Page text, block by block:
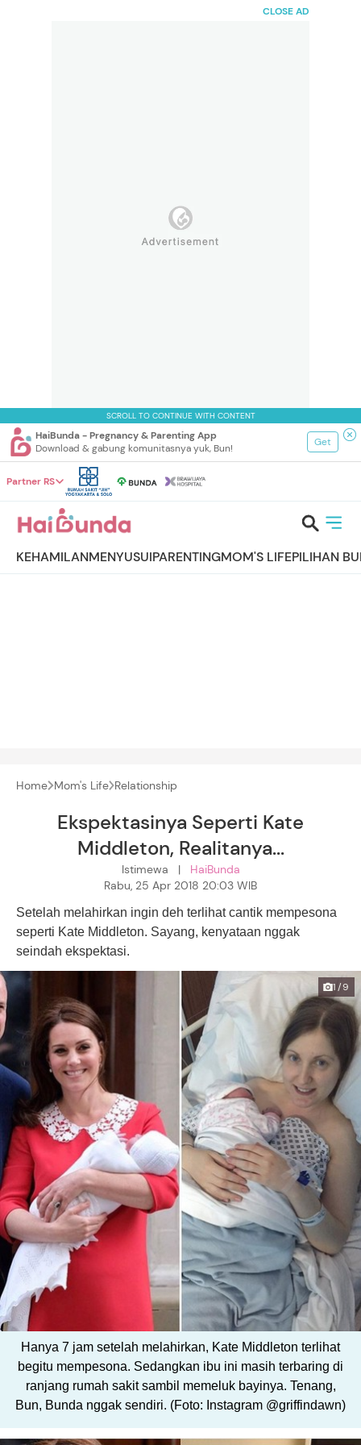
CLOSE AD
SCROLL TO CONTINUE WITH CONTENT
HaiBunda - Pregnancy & Parenting App
Download & gabung komunitasnya yuk, Bun!
Get
Partner RS
KEHAMILANMENYUSUIPARENTINGMOM'S LIFEPILIHAN
Home Mom's Life Relationship
Ekspektasinya Seperti Kate
Middleton, Realitanya...
Istimewa | HaiBunda
Rabu, 25 Apr 2018 20:03 WIB
Setelah melahirkan ingin deh terlihat cantik mempesona
seperti Kate Middleton. Sayang, kenyataan nggak
seindah ekspektasi.
1/9
Hanya 7 jam setelah melahirkan, Kate Middleton terlihat
begitu mempesona. Sedangkan ibu ini masih terbaring di
ranjang rumah sakit sambil memeluk bayinya. Tenang,
Bun, Bunda nggak sendiri. (Foto: Instagram @griffindawn)